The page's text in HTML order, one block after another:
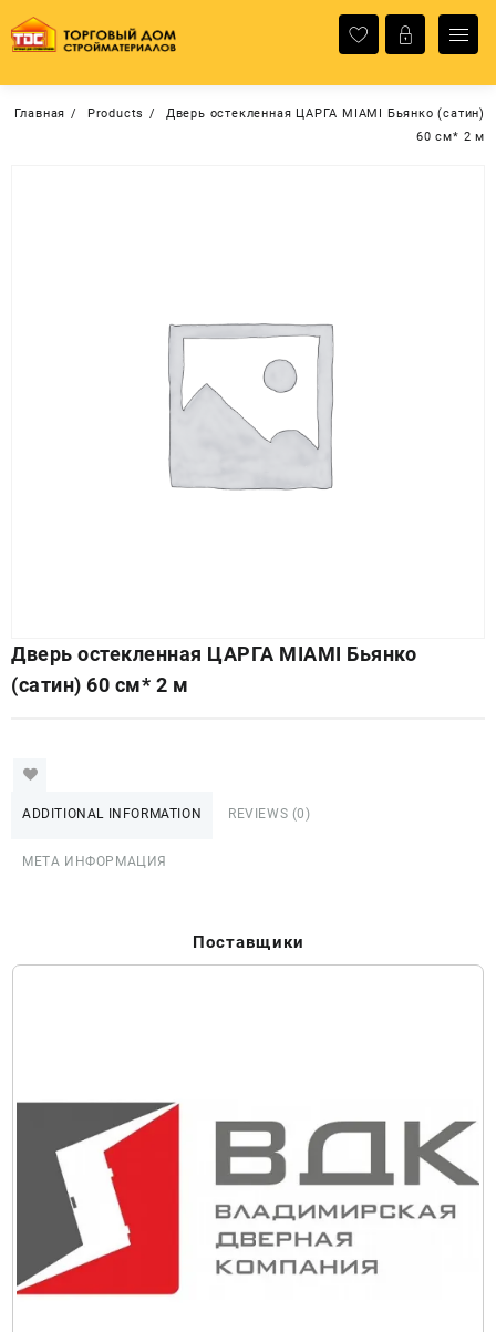
содержимому
Главная Products
Дверь остекленная ЦАРГА MIAMI Бьянко (сатин)
60 см* 2 м
Дверь остекленная ЦАРГА MIAMI Бьянко
(сатин) 60 см* 2 м
ADDITIONAL INFORMATION REVIEWS (0)
МЕТА ИНФОРМАЦИЯ
Поставщики